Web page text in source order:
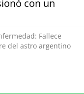
con un
Fallece
del astro argentino